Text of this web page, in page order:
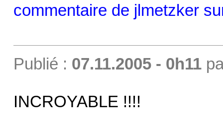
commentaire de jlmetzker
Publié : 07.11.2005 - 0h11
INCROYABLE !!!!